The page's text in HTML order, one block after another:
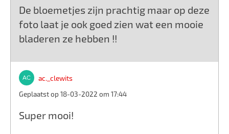
De bloemetjes zijn prachtig maar op deze
foto laat je ook goed zien wat een mooie
bladeren ze hebben !!
ac._clewits
Geplaatst op 18-03-2022 om 17:44
Super mooi!